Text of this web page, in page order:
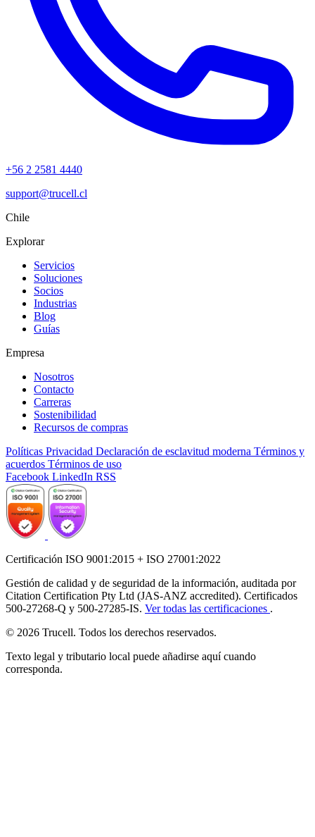
+56 2 2581 4440
support@trucell.cl
Chile
Explorar
Servicios
Soluciones
Socios
Industrias
Blog
Guías
Empresa
Nosotros
Contacto
Carreras
Sostenibilidad
Recursos de compras
Políticas Privacidad Declaración de esclavitud moderna Términos y
acuerdos Términos de uso
Facebook LinkedIn RSS
Certificación ISO 9001:2015 + ISO 27001:2022
Gestión de calidad y de seguridad de la información, auditada por
Citation Certification Pty Ltd (JAS-ANZ accredited). Certificados
500-27268-Q y 500-27285-IS. Ver todas las certificaciones .
© 2026 Trucell. Todos los derechos reservados.
Texto legal y tributario local puede añadirse aquí cuando
corresponda.